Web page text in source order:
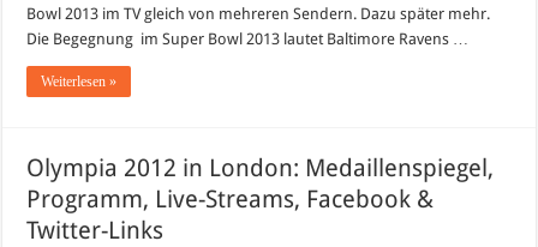
Bowl 2013 im TV gleich von mehreren Sendern. Dazu später mehr.
Die Begegnung im Super Bowl 2013 lautet Baltimore Ravens …
Weiterlesen »
Olympia 2012 in London: Medaillenspiegel,
Programm, Live-Streams, Facebook &
Twitter-Links